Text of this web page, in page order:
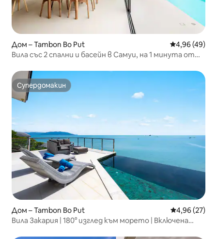
Дом – Tambon Bo Put Средна
4,96 (49)
Вила със 2 спални и басейн в Самуи, на 1 минута от
Супердомакин
Супердомакин
Дом – Tambon Bo Put Средна
4,96 (27)
Вила Закария | 180° изглед към морето | Включена